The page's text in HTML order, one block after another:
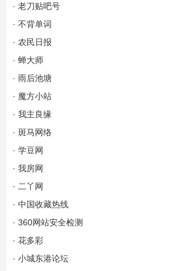
· 老刀贴吧号
· 不背单词
· 农民日报
· 蝉大师
· 雨后池塘
· 魔方小站
· 我主良缘
· 斑马网络
· 学豆网
· 我房网
· 二丫网
· 中国收藏热线
· 360网站安全检测
· 花多彩
· 小城东港论坛